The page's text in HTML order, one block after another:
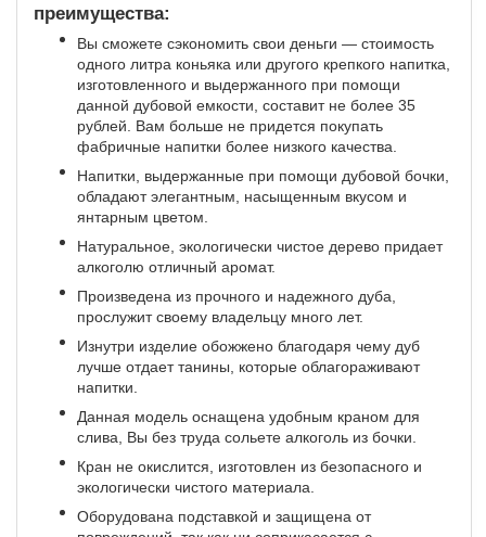
преимущества:
Вы сможете сэкономить свои деньги — стоимость
одного литра коньяка или другого крепкого напитка,
изготовленного и выдержанного при помощи
данной дубовой емкости, составит не более 35
рублей. Вам больше не придется покупать
фабричные напитки более низкого качества.
Напитки, выдержанные при помощи дубовой бочки,
обладают элегантным, насыщенным вкусом и
янтарным цветом.
Натуральное, экологически чистое дерево придает
алкоголю отличный аромат.
Произведена из прочного и надежного дуба,
прослужит своему владельцу много лет.
Изнутри изделие обожжено благодаря чему дуб
лучше отдает танины, которые облагораживают
напитки.
Данная модель оснащена удобным краном для
слива, Вы без труда сольете алкоголь из бочки.
Кран не окислится, изготовлен из безопасного и
экологически чистого материала.
Оборудована подставкой и защищена от